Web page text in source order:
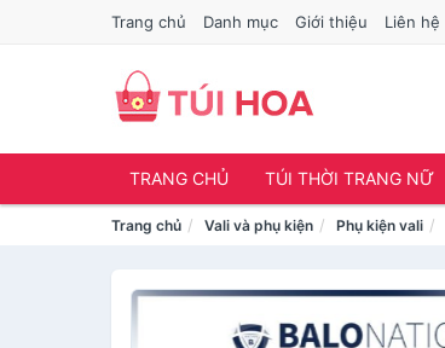
Trang chủ Danh mục Giới thiệu Liên hệ
TRANG CHỦ TÚI THỜI TRANG NỮ
Trang chủ Vali và phụ kiện Phụ kiện vali